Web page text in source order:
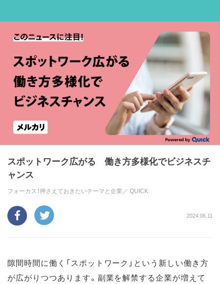
スポットワーク広がる 働き方多様化でビジネスチ
ャンス
フォーカス！押さえておきたいテーマと企業／ QUICK
2024.06.11
隙間時間に働く「スポットワーク」という新しい働き方
が広がりつつあります。副業を解禁する企業が増えて